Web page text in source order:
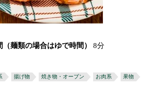
（麺類の場合はゆで時間） 8分
揚げ物 焼き物・オーブン お肉系
果物